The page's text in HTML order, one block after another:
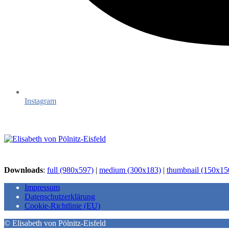
Instagram
Downloads: full (980x597) | medium (300x183) | thumbnail
Impressum
Datenschutzerklärung
Cookie-Richtlinie (EU)
© Elisabeth von Pölnitz-Eisfeld